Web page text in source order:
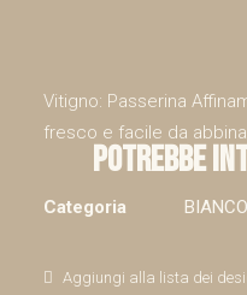
Vitigno: Passerina
fresco e facile da
Categoria BIANCO
Aggiungi alla lista dei
POTREBBE